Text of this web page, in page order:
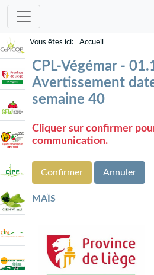
Accueil
CPL-Végémar -
Avertissement
semaine 40
Cliquer sur confirmer
communication.
Confirmer Annuler
MAÏS